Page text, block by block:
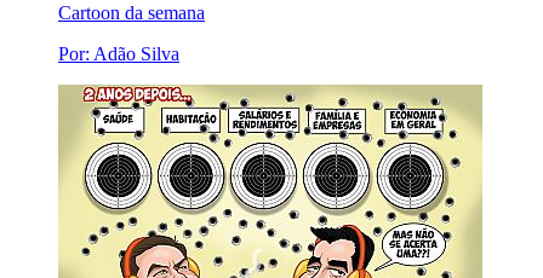
Cartoon da semana
Por: Adão Silva